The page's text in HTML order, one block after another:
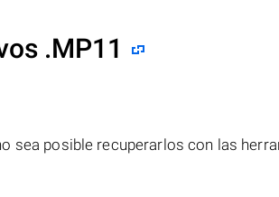
.MP11
sea posible recuperarlos con las